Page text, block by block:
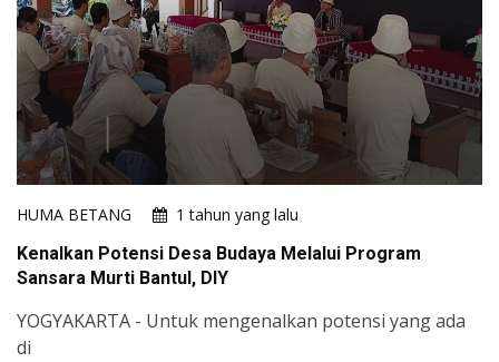
HUMA BETANG
1 tahun yang lalu
Kenalkan Potensi Desa Budaya Melalui Program
Sansara Murti Bantul, DIY
YOGYAKARTA - Untuk mengenalkan potensi yang ada
di